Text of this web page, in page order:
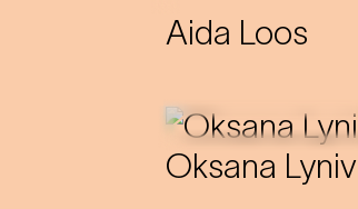
Aida Loos
Oksana Lyniv